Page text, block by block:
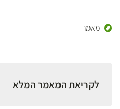
מאמר
לקריאת המאמר המלא